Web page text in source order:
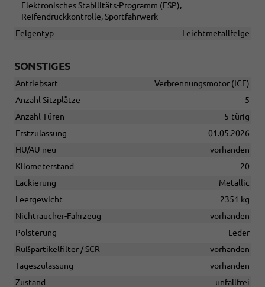
Elektronisches Stabilitäts-Programm (ESP),
Reifendruckkontrolle, Sportfahrwerk
Felgentyp
Leichtmetallfelge
SONSTIGES
Antriebsart
Verbrennungsmotor (ICE)
Anzahl Sitzplätze
5
Anzahl Türen
5-türig
Erstzulassung
01.05.2026
HU/AU neu
vorhanden
Kilometerstand
20
Lackierung
Metallic
Leergewicht
2351 kg
Nichtraucher-Fahrzeug
vorhanden
Polsterung
Leder
Rußpartikelfilter / SCR
vorhanden
Tageszulassung
vorhanden
Zustand
unfallfrei